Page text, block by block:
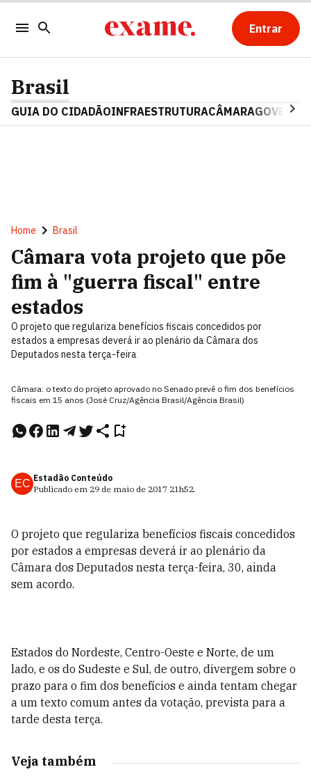
Entrar
Brasil
GUIA DO CIDADÃOINFRAESTRUTURACÂMARAGOVERNO
Home Brasil
Câmara vota projeto que põe
fim à "guerra fiscal" entre
estados
O projeto que regulariza benefícios fiscais concedidos por
estados a empresas deverá ir ao plenário da Câmara dos
Deputados nesta terça-feira
Câmara: o texto do projeto aprovado no Senado prevê o fim dos benefícios
fiscais em 15 anos (José Cruz/Agência Brasil/Agência Brasil)
EC Estadão Conteúdo
Publicado em 29 de maio de 2017 21h52.
O projeto que regulariza benefícios fiscais concedidos
por estados a empresas deverá ir ao plenário da
Câmara dos Deputados nesta terça-feira, 30, ainda
sem acordo.
Estados do Nordeste, Centro-Oeste e Norte, de um
lado, e os do Sudeste e Sul, de outro, divergem sobre o
prazo para o fim dos benefícios e ainda tentam chegar
a um texto comum antes da votação, prevista para a
tarde desta terça.
Veja também